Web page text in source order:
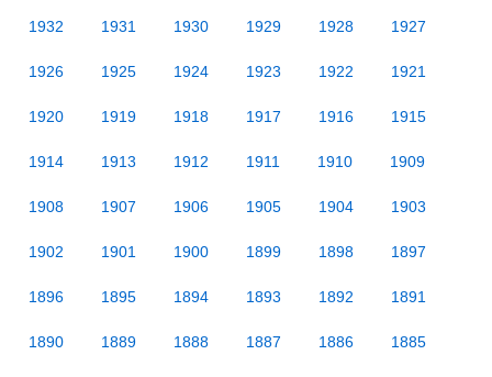
1932 1931 1930 1929 1928 1927
1926 1925 1924 1923 1922 1921
1920 1919 1918 1917 1916 1915
1914 1913 1912 1911 1910 1909
1908 1907 1906 1905 1904 1903
1902 1901 1900 1899 1898 1897
1896 1895 1894 1893 1892 1891
1890 1889 1888 1887 1886 1885